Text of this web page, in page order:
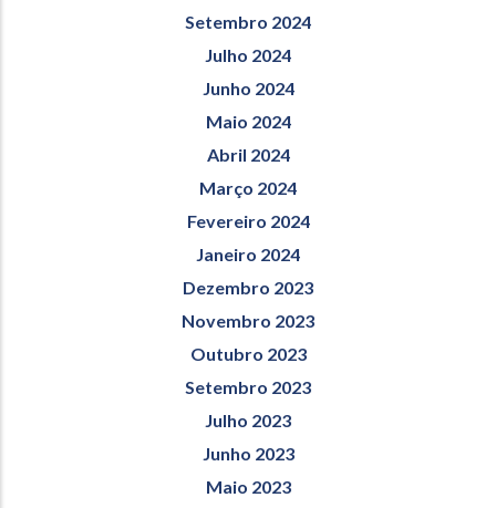
Setembro 2024
Julho 2024
Junho 2024
Maio 2024
Abril 2024
Março 2024
Fevereiro 2024
Janeiro 2024
Dezembro 2023
Novembro 2023
Outubro 2023
Setembro 2023
Julho 2023
Junho 2023
Maio 2023